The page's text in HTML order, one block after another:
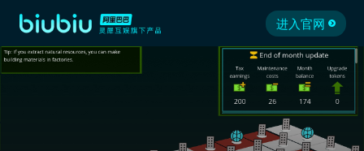
进入官网